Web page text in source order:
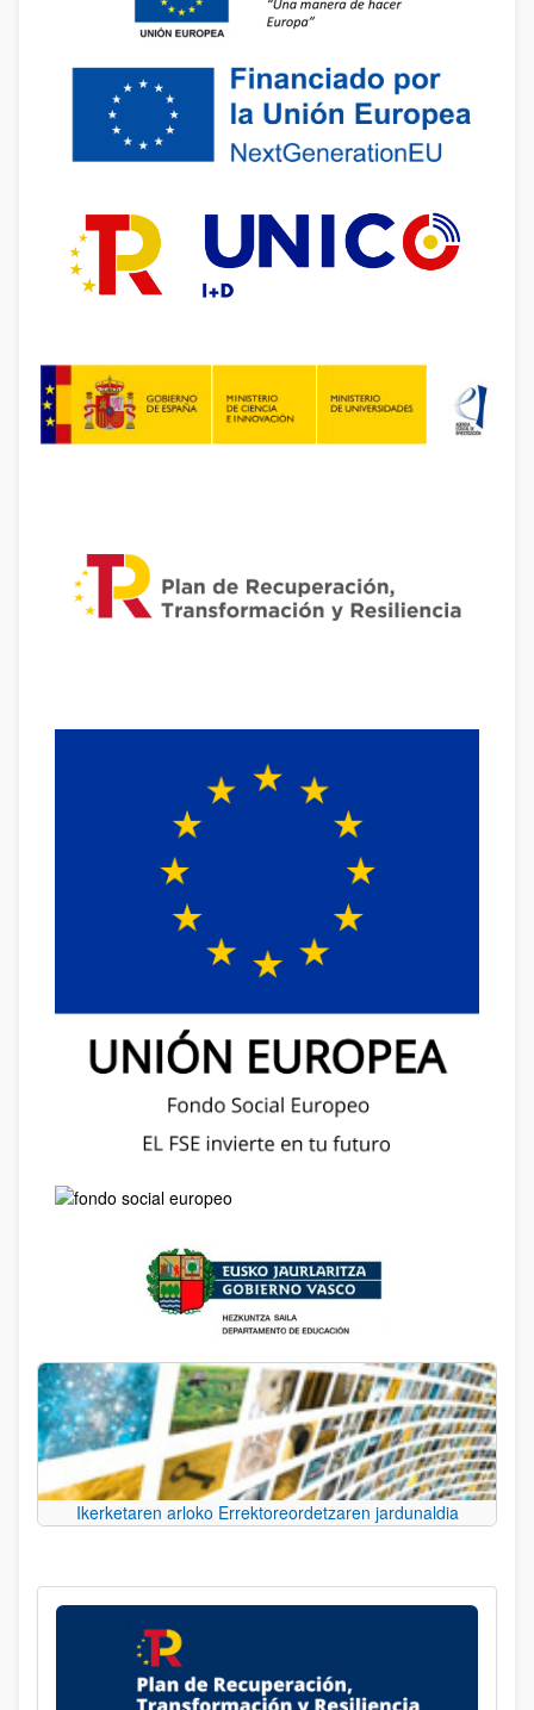
Ikerketaren arloko Errektoreordetzaren jardunaldia